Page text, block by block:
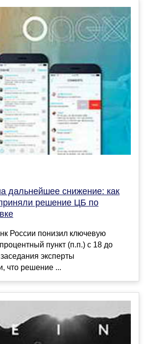
дальнейшее снижение: как
решение ЦБ по
России понизил ключевую
пункт (п.п.) с 18 до
эксперты
что решение ...